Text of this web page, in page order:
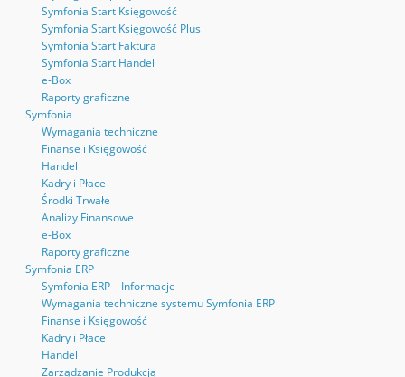
Symfonia Start Księgowość
Symfonia Start Księgowość Plus
Symfonia Start Faktura
Symfonia Start Handel
e-Box
Raporty graficzne
Symfonia
Wymagania techniczne
Finanse i Księgowość
Handel
Kadry i Płace
Środki Trwałe
Analizy Finansowe
e-Box
Raporty graficzne
Symfonia ERP
Symfonia ERP – Informacje
Wymagania techniczne systemu Symfonia ERP
Finanse i Księgowość
Kadry i Płace
Handel
Zarządzanie Produkcją